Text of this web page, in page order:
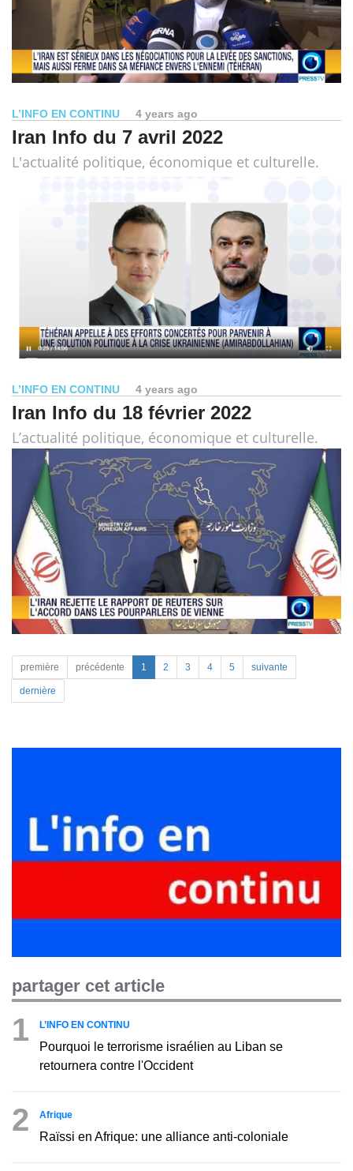
L’INFO EN CONTINU 4 years ago
Iran Info du 7 avril 2022
L'actualité politique, économique et culturelle.
L’INFO EN CONTINU 4 years ago
Iran Info du 18 février 2022
L’actualité politique, économique et culturelle.
première précédente 1 2 3 4 5 suivante
dernière
partager cet article
1 L’INFO EN CONTINU
Pourquoi le terrorisme israélien au Liban se
retournera contre l'Occident
2 Afrique
Raïssi en Afrique: une alliance anti-coloniale